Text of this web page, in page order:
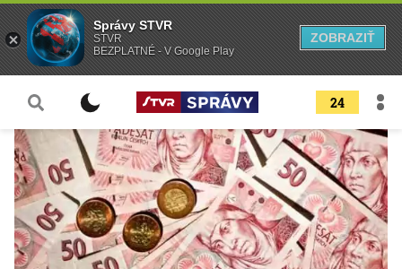
24
Správy STVR
STVR
BEZPLATNÉ - V Google Play
ZOBRAZIŤ